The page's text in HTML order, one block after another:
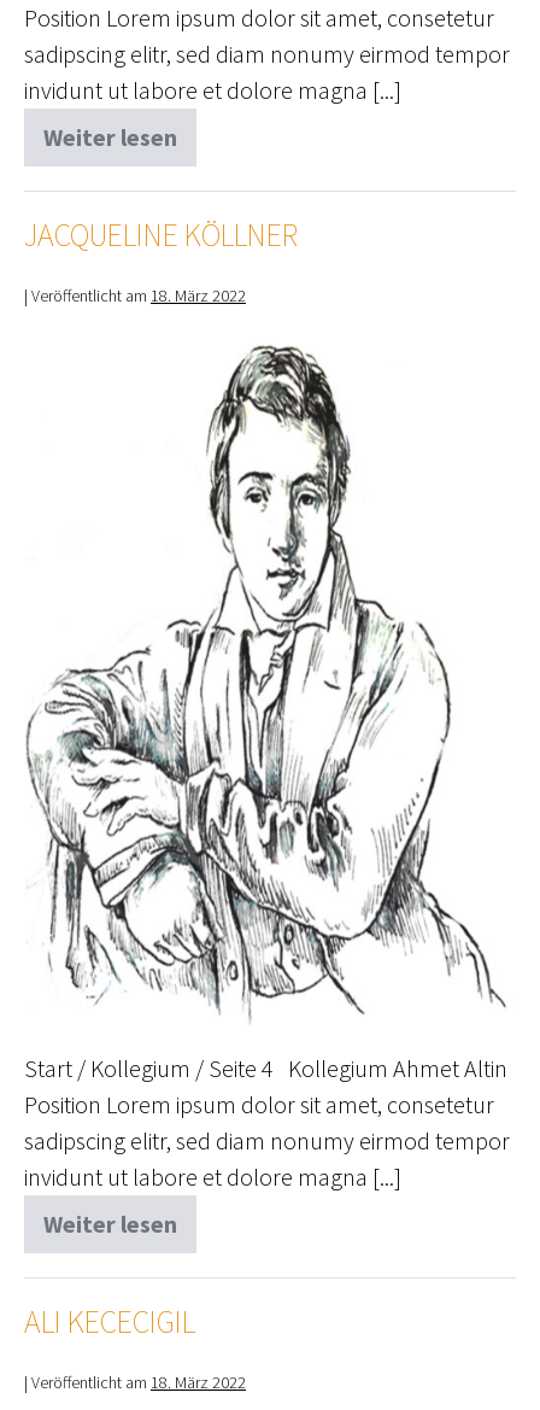
Position Lorem ipsum dolor sit amet, consetetur
sadipscing elitr, sed diam nonumy eirmod tempor
invidunt ut labore et dolore magna [...]
Weiter lesen
Katharina
Kruth
JACQUELINE KÖLLNER
| Veröffentlicht am 18. März 2022
Start / Kollegium / Seite 4 Kollegium Ahmet Altin
Position Lorem ipsum dolor sit amet, consetetur
sadipscing elitr, sed diam nonumy eirmod tempor
invidunt ut labore et dolore magna [...]
Weiter lesen
Jacqueline
Köllner
ALI KECECIGIL
| Veröffentlicht am 18. März 2022